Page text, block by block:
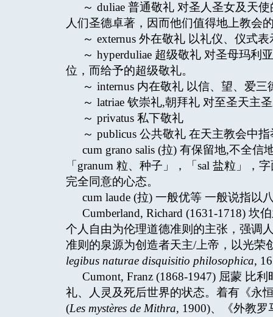
～ duliae 普通敬礼 对圣人圣女及天
人们圣德卓著，因而他们值得地上教会
～ externus 外在敬礼 以礼仪、仪式
～ hyperduliae 超级敬礼 对圣母玛
位，而给予的超级敬礼。
～ internus 内在敬礼 以信、望、爱
～ latriae 钦崇礼,朝拜礼 对至圣天主
～ privatus 私下敬礼
～ publicus 公共敬礼 在天主教会中
cum grano salis (拉) 有保留地,不全
「granum 粒、种子」，「sal 盐粒」
完全同意的心态。
cum laude (拉) 一般优等 一般说指以
Cumberland, Richard (1631-1718)
个人自由为伦理道德准则的主张，强调
准则的泉源为创造者天主/上帝，以光荣
legibus naturae disquisitio philosophica,
Cumont, Franz (1868-1947) 屈蒙 比
礼、人灵及死后世界的状态。着有《永
(Les mystères de Mithra, 1900)、《外教